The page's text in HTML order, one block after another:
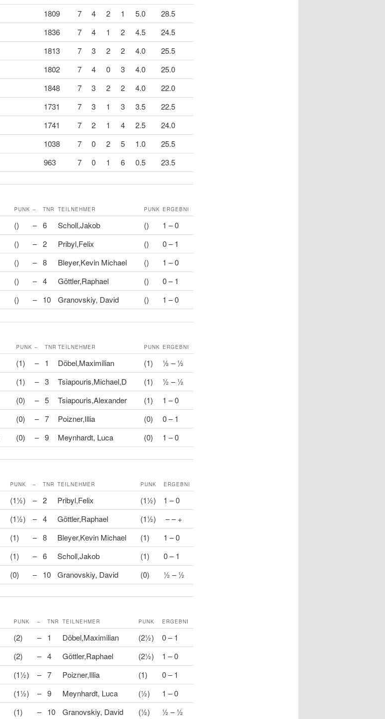
1809 7 4 2 1 5.0
28.5
1836 7 4 1 2 4.5
24.5
1813 7 3 2 2 4.0
25.5
1802 7 4 0 3 4.0
25.0
1848 7 3 2 2 4.0
22.0
1731 7 3 1 3 3.5
22.5
1741 7 2 1 4 2.5
24.0
1038 7 0 2 5 1.0
25.5
963 7 0 1 6 0.5 23.5
PUNK – TNR TEILNEHMER PUNK ERGEBNI
() – 6 Scholl,Jakob ()
1 – 0
() – 2 Pribyl,Felix ()
0 – 1
() – 8 Bleyer,Kevin Michael ()
1 – 0
() – 4 Göttler,Raphael ()
0 – 1
() – 10 Granovskiy, David () 1 – 0
PUNK – TNR TEILNEHMER PUNK ERGEBNI
(1) – 1 Döbel,Maximilian (1)
½ – ½
(1) – 3 Tsiapouris,Michael,D (1)
½ – ½
(0) – 5 Tsiapouris,Alexander (1)
1 – 0
(0) – 7 Poizner,Illia (0)
0 – 1
(0) – 9 Meynhardt, Luca (0) 1 – 0
PUNK – TNR TEILNEHMER PUNK ERGEBNI
(1½) – 2 Pribyl,Felix (1½)
1 – 0
(1½) – 4 Göttler,Raphael (1½)
– – +
(1) – 8 Bleyer,Kevin Michael (1)
1 – 0
(1) – 6 Scholl,Jakob (1)
0 – 1
(0) – 10 Granovskiy, David (0) ½ – ½
PUNK – TNR TEILNEHMER PUNK ERGEBNI
(2) – 1 Döbel,Maximilian (2½)
0 – 1
(2) – 4 Göttler,Raphael (2½)
1 – 0
(1½) – 7 Poizner,Illia (1)
0 – 1
(1½) – 9 Meynhardt, Luca (½)
1 – 0
(1) – 10 Granovskiy, David (½) ½ – ½